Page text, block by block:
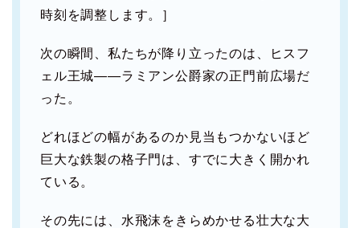
時刻を調整します。］
次の瞬間、私たちが降り立ったのは、ヒスフ
ェル王城――ラミアン公爵家の正門前広場だ
った。
どれほどの幅があるのか見当もつかないほど
巨大な鉄製の格子門は、すでに大きく開かれ
ている。
その先には、水飛沫をきらめかせる壮大な大